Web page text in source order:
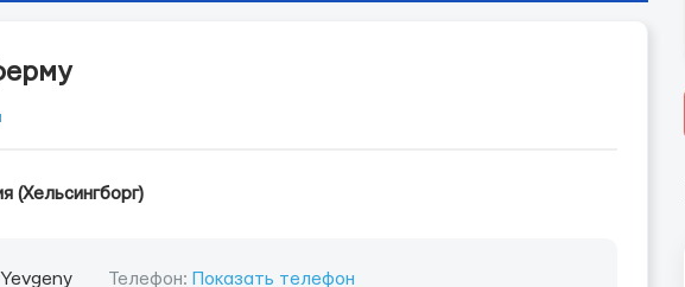
(Хельсингборг)
Yevgeny Телефон: Показать телефон